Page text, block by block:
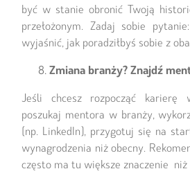
być w stanie obronić Twoją
przełożonym. Zadaj sobie
wyjaśnić, jak poradziłbyś sobie z
Zmiana branży? Znajdź
Jeśli chcesz rozpocząć karierę
poszukaj mentora w branży,
(np. LinkedIn), przygotuj się na
wynagrodzenia niż obecny.
często ma tu większe znaczenie niż